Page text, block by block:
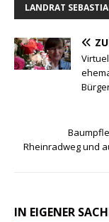
LANDRAT
Rheinradweg und
IN EIGENER